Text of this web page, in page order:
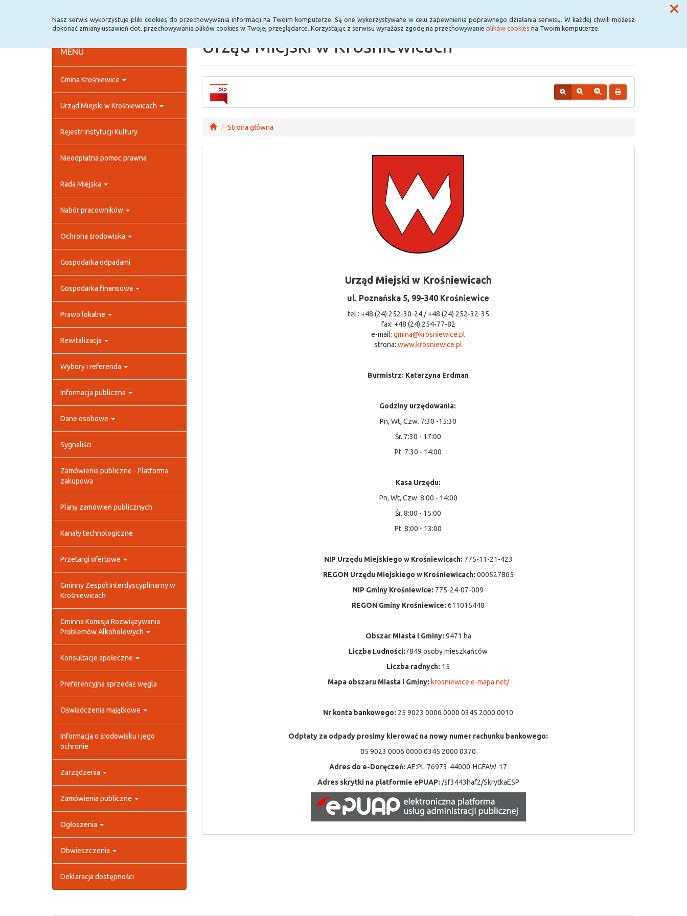
Nasz serwis wykorzystuje pliki cookies do przechowywania informacji na Twoim komputerze. Są one wykorzystywane w celu zapewnienia poprawnego działania serwisu. W każdej chwili możesz
dokonać zmiany ustawień dot. przechowywania plików cookies w Twojej przeglądarce. Korzystając z serwisu wyrażasz zgodę na przechowywanie plików cookies na Twoim komputerze.
MENU
Gmina Krośniewice
Urząd Miejski w Krośniewicach
Rejestr Instytucji Kultury
Nieodpłatna pomoc prawna
Rada Miejska
Nabór pracowników
Ochrona środowiska
Gospodarka odpadami
Gospodarka finansowa
Prawo lokalne
Rewitalizacja
Wybory i referenda
Informacja publiczna
Dane osobowe
Sygnaliści
Zamówienia publiczne - Platforma
zakupowa
Plany zamówień publicznych
Kanały technologiczne
Przetargi ofertowe
Gminny Zespół Interdyscyplinarny w
Krośniewicach
Gminna Komisja Rozwiązywania
Problemów Alkoholowych
Konsultacje społeczne
Preferencyjna sprzedaż węgla
Oświadczenia majątkowe
Informacja o środowisku i jego
ochronie
Zarządzenia
Zamówienia publiczne
Ogłoszenia
Obwieszczenia
Deklaracja dostępności
Urząd Miejski w Krośniewicach
Strona główna
Urząd Miejski w Krośniewicach
ul. Poznańska 5, 99-340 Krośniewice
tel.: +48 (24) 252-30-24 / +48 (24) 252-32-35
fax: +48 (24) 254-77-82
e-mail:gmina@krosniewice.pl
strona:www.krosniewice.pl
Burmistrz: Katarzyna Erdman
Godziny urzędowania:
Pn, Wt, Czw. 7:30 -15:30
Śr. 7:30 - 17:00
Pt. 7:30 - 14:00
Kasa Urzędu:
Pn, Wt, Czw. 8:00 - 14:00
Śr. 8:00 - 15:00
Pt. 8:00 - 13:00
NIP Urzędu Miejskiego w Krośniewicach: 775-11-21-423
REGON Urzędu Miejskiego w Krośniewicach: 000527865
NIP Gminy Krośniewice: 775-24-07-009
REGON Gminy Krośniewice:611015448
Obszar Miasta i Gminy: 9471 ha
Liczba Ludności:7849 osoby mieszkańców
Liczba radnych: 15
Mapa obszaru Miasta i Gminy: krosniewice.e-mapa.net/
Nr konta bankowego: 25 9023 0006 0000 0345 2000 0010
Odpłaty za odpady prosimy kierować na nowy numer rachunku bankowego:
05 9023 0006 0000 0345 2000 0370
Adres do e-Doręczeń: AE:PL-76973-44000-HGFAW-17
Adres skrytki na platformie ePUAP: /sf3443haf2/SkrytkaESP